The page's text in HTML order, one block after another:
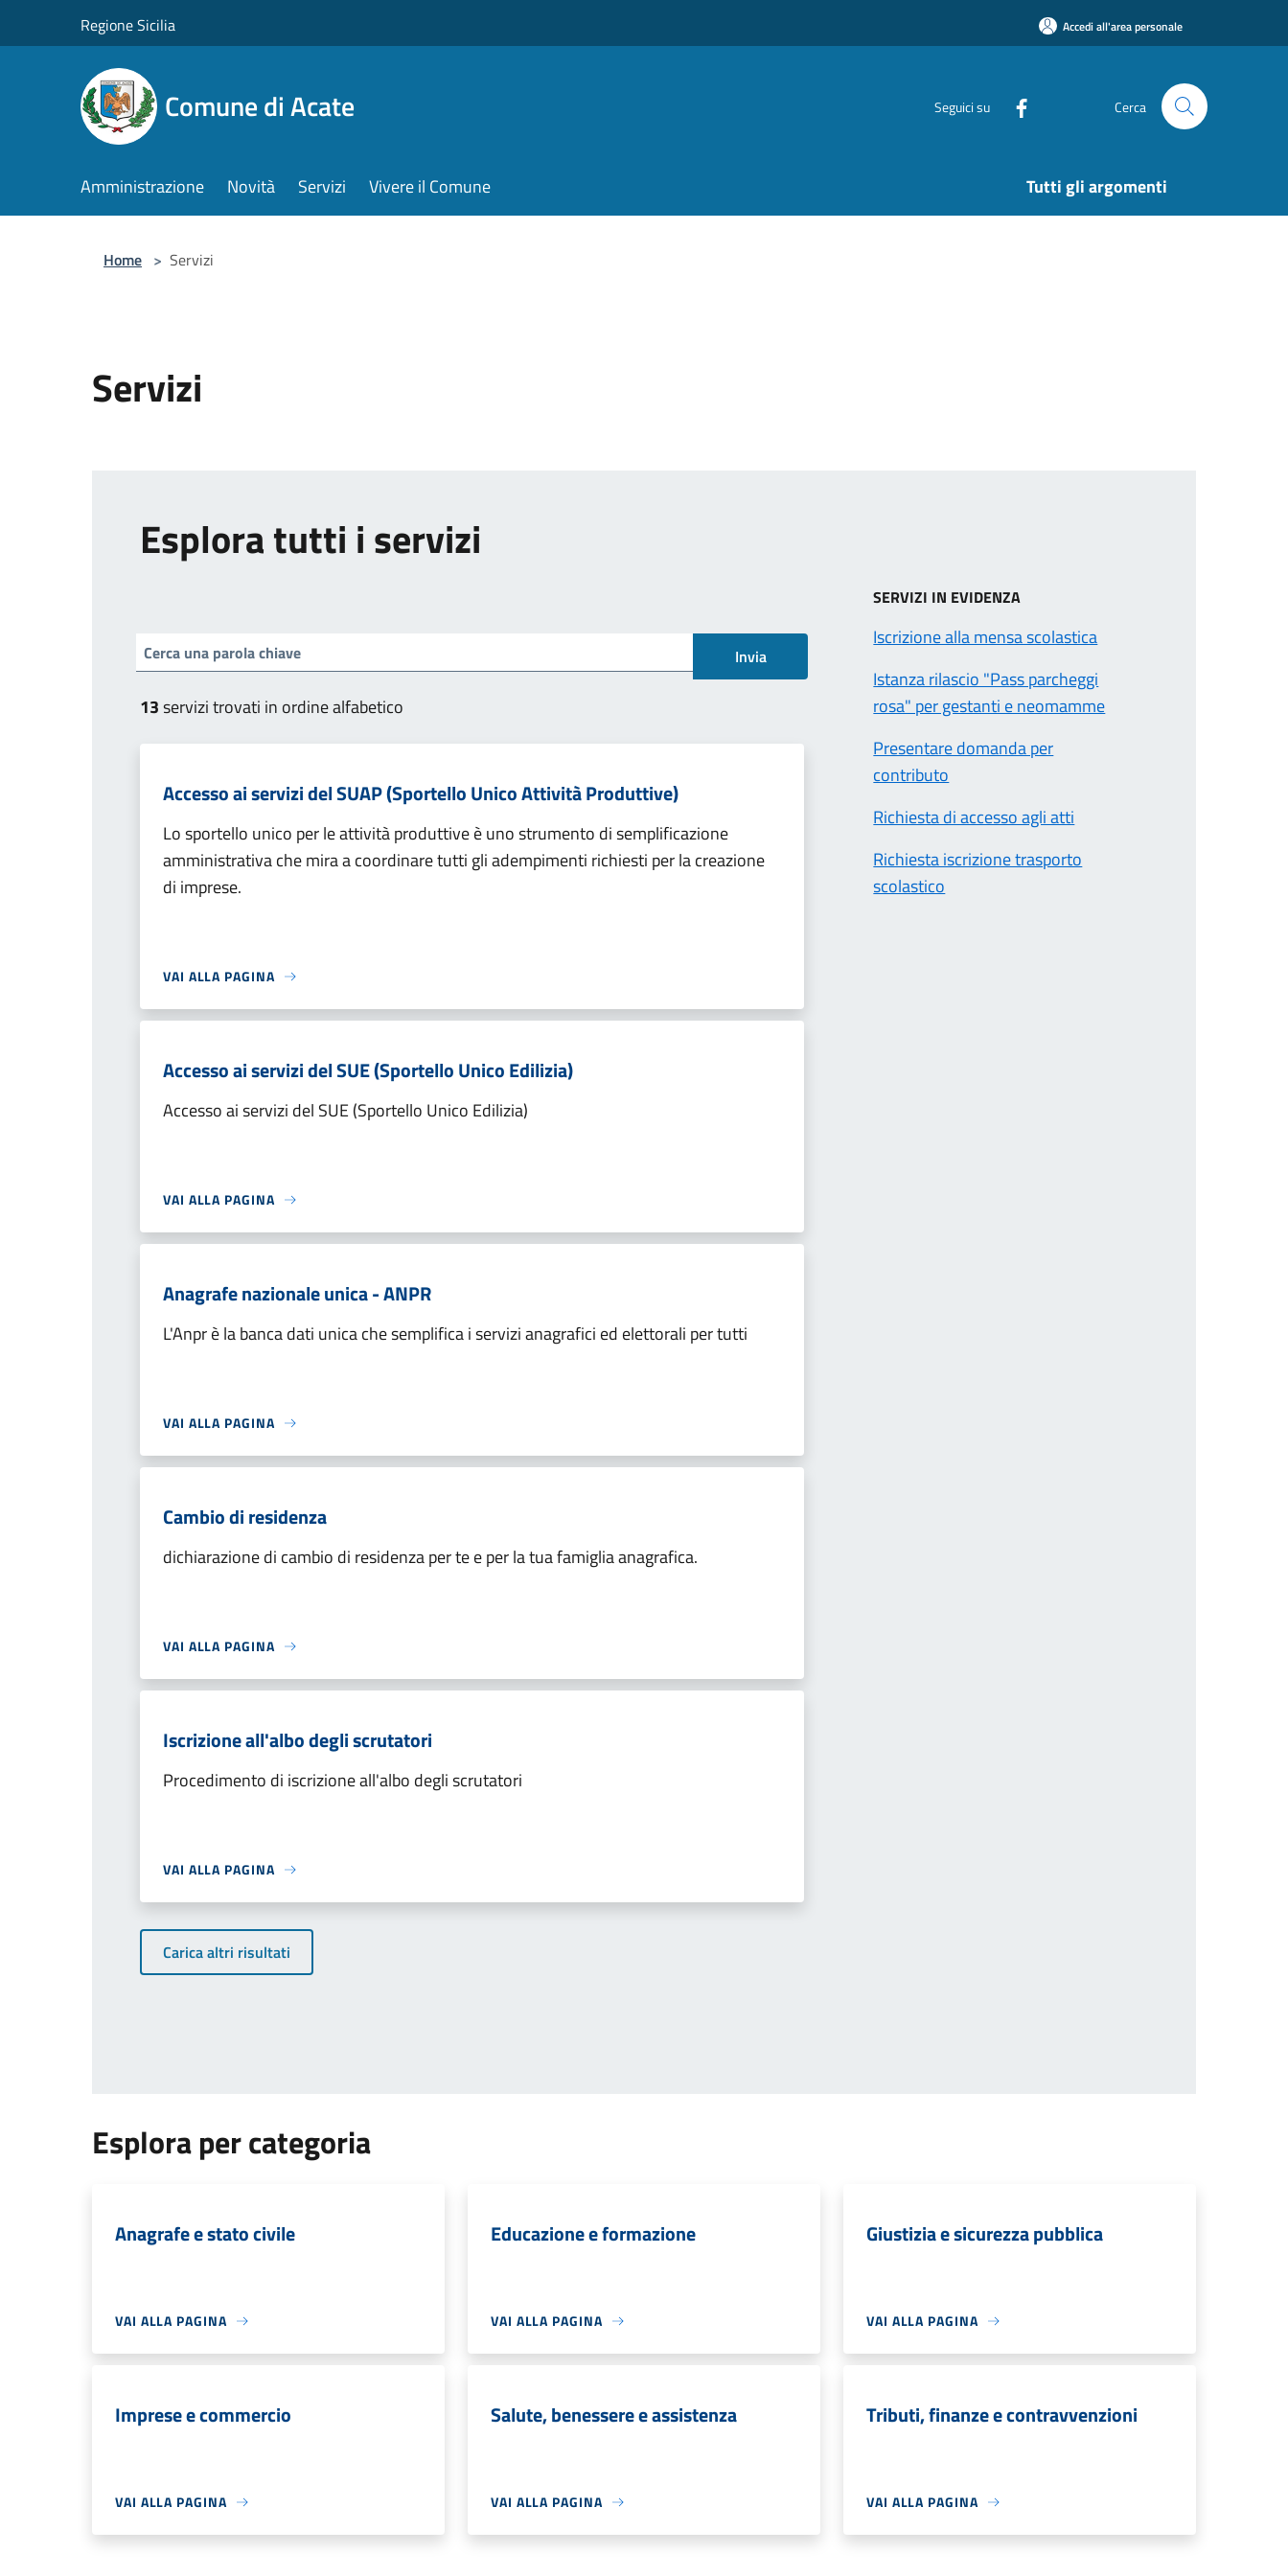
Regione Sicilia Accedi all'area personale
Comune di Acate Seguici su Cerca
Amministrazione Novità Servizi Vivere il Comune Tutti gli argomenti
Home > Servizi
Servizi
Esplora tutti i servizi
Invia
13servizi trovati in ordine alfabetico
Accesso ai servizi del SUAP (Sportello Unico Attività Produttive)
Lo sportello unico per le attività produttive è uno strumento di semplificazione
amministrativa che mira a coordinare tutti gli adempimenti richiesti per la creazione
di imprese.
VAI ALLA PAGINA
Accesso ai servizi del SUE (Sportello Unico Edilizia)
Accesso ai servizi del SUE (Sportello Unico Edilizia)
VAI ALLA PAGINA
Anagrafe nazionale unica - ANPR
L'Anpr è la banca dati unica che semplifica i servizi anagrafici ed elettorali per tutti
VAI ALLA PAGINA
Cambio di residenza
dichiarazione di cambio di residenza per te e per la tua famiglia anagrafica.
VAI ALLA PAGINA
Iscrizione all'albo degli scrutatori
Procedimento di iscrizione all'albo degli scrutatori
VAI ALLA PAGINA
Carica altri risultati
SERVIZI IN EVIDENZA
Iscrizione alla mensa scolastica
Istanza rilascio "Pass parcheggi
rosa" per gestanti e neo­mamme
Presentare domanda per
contributo
Richiesta di accesso agli atti
Richiesta iscrizione trasporto
scolastico
Esplora per categoria
Anagrafe e stato civile
VAI ALLA PAGINA
Educazione e formazione
VAI ALLA PAGINA
Giustizia e sicurezza pubblica
VAI ALLA PAGINA
Imprese e commercio
VAI ALLA PAGINA
Salute, benessere e assistenza
VAI ALLA PAGINA
Tributi, finanze e contravvenzioni
VAI ALLA PAGINA